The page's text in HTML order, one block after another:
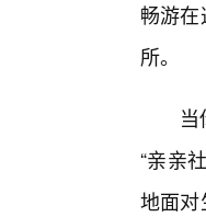
畅游
所。
“亲亲
地面